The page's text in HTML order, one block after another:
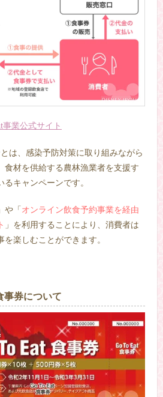
業公式サイト
は、感染予防対策に取り組みながら
食材を供給する農林漁業者を支援す
キャンペーンです。
」や「オンライン飲食予約事業を経由
」を利用することにより、消費者は
楽しむことができます。
事券について